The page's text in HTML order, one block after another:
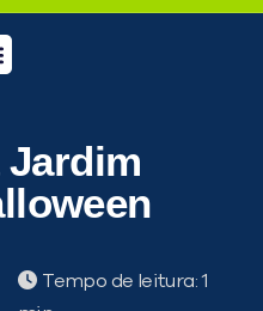
Tempo de leitura: